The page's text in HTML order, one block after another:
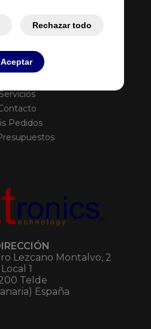
Rechazar todo
Aceptar
Inicio
Pedidos
Lezcano Montalvo, 2
Local 1
Telde
España